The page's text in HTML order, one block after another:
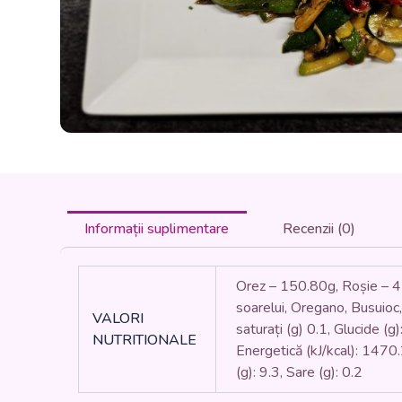
Informații suplimentare Recenzii (0)
VALORI
NUTRITIONALE
Orez – 150.80g, Roșie –
soarelui, Oregano,
saturați (g) 0.1, Glucide
Energetică (kJ/kcal):
(g): 9.3, Sare (g): 0.2